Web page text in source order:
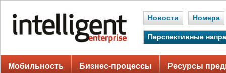
Новости Номера
Перспективные
Мобильность Бизнес-процессы Ресурсы